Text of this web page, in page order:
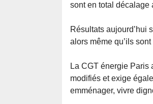
sont en total décalage
Résultats aujourd’hui
alors même qu’ils
La CGT énergie
modifiés et exige
emménager, vivre